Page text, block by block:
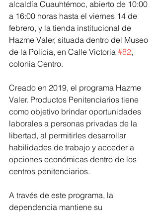
alcaldía Cuauhtémoc, abierto de 10:00
a 16:00 horas hasta el viernes 14 de
febrero, y la tienda institucional de
Hazme Valer, situada dentro del Museo
de la Policía, en Calle Victoria #82,
colonia Centro.
Creado en 2019, el programa Hazme
Valer. Productos Penitenciarios tiene
como objetivo brindar oportunidades
laborales a personas privadas de la
libertad, al permitirles desarrollar
habilidades de trabajo y acceder a
opciones económicas dentro de los
centros penitenciarios.
A través de este programa, la
dependencia mantiene su